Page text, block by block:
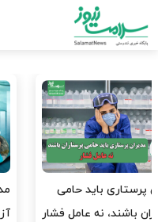
وقت وزیر بهداشت باید صرف
افتتاح پروژه‌ها شود؟